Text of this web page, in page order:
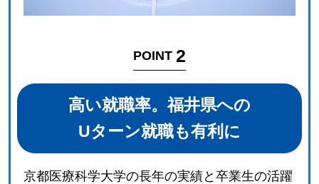
POINT 2
高い就職率。福井県への
Uターン就職も有利に
京都医療科学大学の長年の実績と卒業生の活躍